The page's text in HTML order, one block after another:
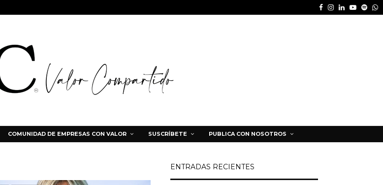
Facebook
Instagram
LinkedinYoutube
COMUNIDAD DE EMPRESAS CON VALOR SUSCRÍBETE PUBLICA CON NOSOTROS
ENTRADAS RECIENTES